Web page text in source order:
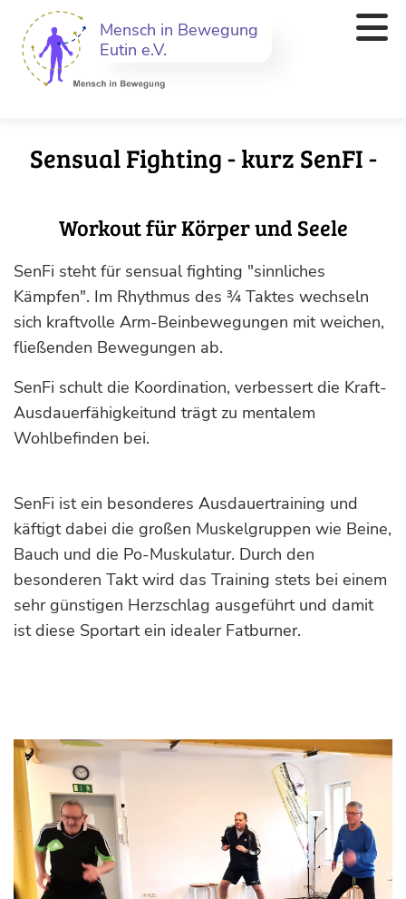
Mensch in Bewegung
Eutin e.V.
Sensual Fighting - kurz SenFI -
Workout für Körper und Seele
SenFi steht für sensual fighting "sinnliches
Kämpfen". Im Rhythmus des ¾ Taktes wechseln
sich kraftvolle Arm-Beinbewegungen mit weichen,
fließenden Bewegungen ab.
SenFi schult die Koordination, verbessert die Kraft-
Ausdauerfähigkeitund trägt zu mentalem
Wohlbefinden bei.
SenFi ist ein besonderes Ausdauertraining und
käftigt dabei die großen Muskelgruppen wie Beine,
Bauch und die Po-Muskulatur. Durch den
besonderen Takt wird das Training stets bei einem
sehr günstigen Herzschlag ausgeführt und damit
ist diese Sportart ein idealer Fatburner.